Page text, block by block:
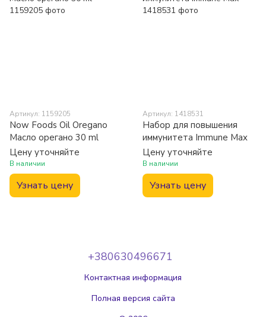
Артикул: 1159205
Now Foods Oil Oregano
Масло орегано 30 ml
Цену уточняйте
В наличии
Узнать цену
Артикул: 1418531
Набор для повышения
иммунитета Immune Max
Цену уточняйте
В наличии
Узнать цену
+380630496671
Контактная информация
Полная версия сайта